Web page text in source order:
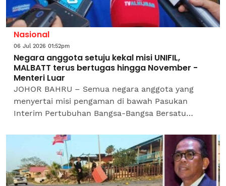
Nasional
06 Jul 2026 01:52pm
Negara anggota setuju kekal misi UNIFIL,
MALBATT terus bertugas hingga November -
Menteri Luar
JOHOR BAHRU – Semua negara anggota yang
menyertai misi pengaman di bawah Pasukan
Interim Pertubuhan Bangsa-Bangsa Bersatu
mengekalkan penempatan pasukan...